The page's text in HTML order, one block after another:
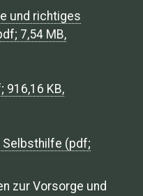
und richtiges
7,54 MB,
916,16 KB,
Selbsthilfe (pdf;
zur Vorsorge und